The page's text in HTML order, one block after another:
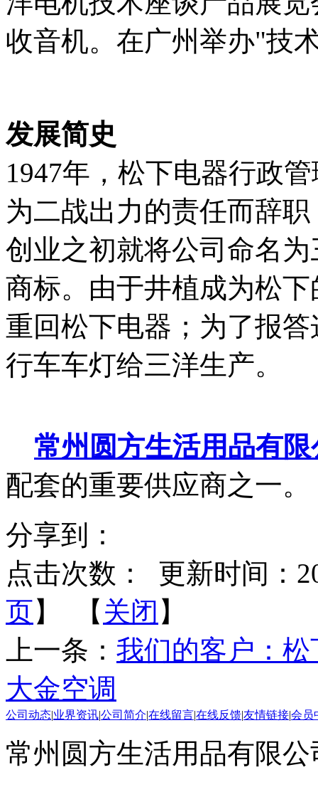
收音机。在广州举办"技
发展简史
1947年，松下电器行政
为二战出力的责任而辞
创业之初就将公司命名
商标。由于井植成为松
重回松下电器；为了报
行车车灯给三洋生产。
常州圆方生活用品有限
配套的重要供应商之一。
分享到：
点击次数：
更新时间：
页】 【 关闭 】
上一条： 我们的客户：松
大金空调
公司动态 业界资讯公司简介 在线留言在线反馈友情链接会员
常州圆方生活用品有限